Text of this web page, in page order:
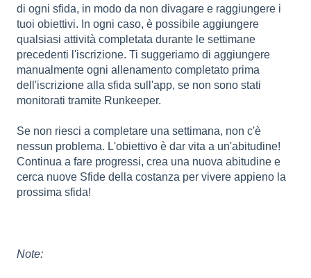
di ogni sfida, in modo da non divagare e raggiungere i
tuoi obiettivi. In ogni caso, è possibile aggiungere
qualsiasi attività completata durante le settimane
precedenti l'iscrizione. Ti suggeriamo di aggiungere
manualmente ogni allenamento completato prima
dell'iscrizione alla sfida sull'app, se non sono stati
monitorati tramite Runkeeper.
Se non riesci a completare una settimana, non c'è
nessun problema. L'obiettivo è dar vita a un'abitudine!
Continua a fare progressi, crea una nuova abitudine e
cerca nuove Sfide della costanza per vivere appieno la
prossima sfida!
Note: